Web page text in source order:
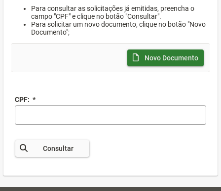
Para consultar as solicitações já emitidas, preencha o
campo "CPF" e clique no botão "Consultar".
Para solicitar um novo documento, clique no botão "Novo
Documento";
Novo Documento
CPF: *
Consultar